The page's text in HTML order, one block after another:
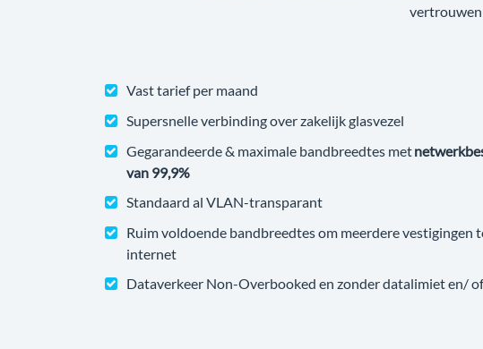
vertrouwen
Vast tarief per maand
Supersnelle verbinding over zakelijk glasvezel
Gegarandeerde & maximale bandbreedtes met
van 99,9%
Standaard al VLAN-transparant
Ruim voldoende bandbreedtes om meerdere vestigingen
internet
Dataverkeer Non-Overbooked en zonder datalimiet en/